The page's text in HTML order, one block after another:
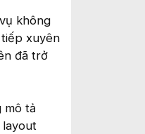
không
xuyên
đã trở
mô tả